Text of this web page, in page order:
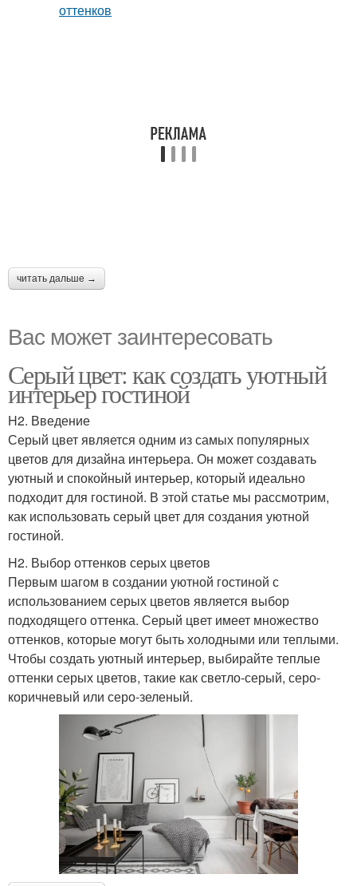
читать дальше →
Вас может заинтересовать
Серый цвет: как создать уютный
интерьер гостиной
H2. Введение
Серый цвет является одним из самых популярных
цветов для дизайна интерьера. Он может создавать
уютный и спокойный интерьер, который идеально
подходит для гостиной. В этой статье мы рассмотрим,
как использовать серый цвет для создания уютной
гостиной.
H2. Выбор оттенков серых цветов
Первым шагом в создании уютной гостиной с
использованием серых цветов является выбор
подходящего оттенка. Серый цвет имеет множество
оттенков, которые могут быть холодными или теплыми.
Чтобы создать уютный интерьер, выбирайте теплые
оттенки серых цветов, такие как светло-серый, серо-
коричневый или серо-зеленый.